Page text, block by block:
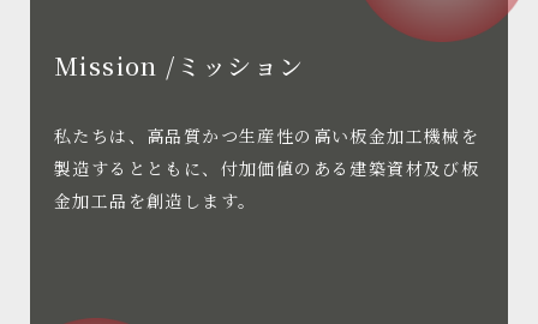
Mission /ミッション
私たちは、高品質かつ生産性の高い板金加工機械を
製造するとともに、付加価値のある建築資材及び板
金加工品を創造します。